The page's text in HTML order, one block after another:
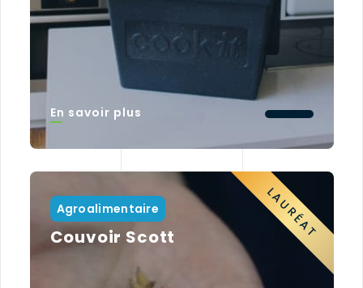
En savoir plus
LAURÉAT
Agroalimentaire
Couvoir Scott